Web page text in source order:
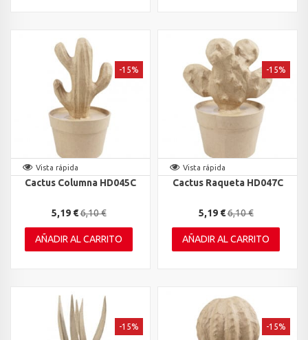
Vista rápida
Cactus Columna HD045C
5,19 €6,10 €
-15%
AÑADIR AL CARRITO
Vista rápida
Cactus Raqueta HD047C
5,19 €6,10 €
-15%
AÑADIR AL CARRITO
-15% -15%